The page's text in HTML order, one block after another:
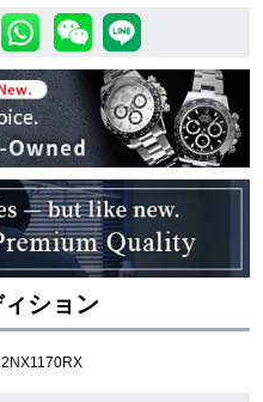
イド
リティについて
ション